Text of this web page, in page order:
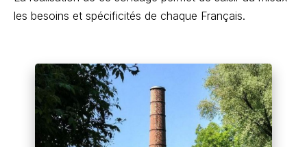
les besoins et spécificités de chaque Français.